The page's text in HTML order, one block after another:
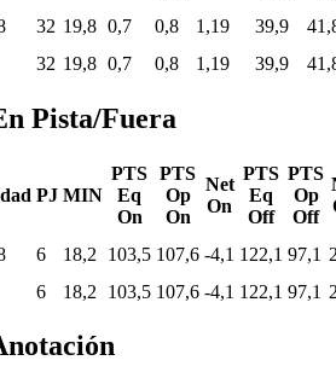
32 19,8 0,7 0,8 1,19 39,9
32 19,8 0,7 0,8 1,19 39,9
Pista/Fuera
PJ MIN
PTS
Eq
On
PTS
Op
On
Net
On
PTS
Eq
Off
PTS
Op
Off
6 18,2 103,5 107,6 -4,1 122,1 97,1
6 18,2 103,5 107,6 -4,1 122,1 97,1